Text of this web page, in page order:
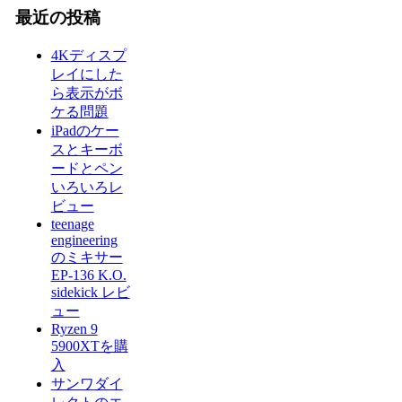
最近の投稿
4Kディスプ
レイにした
ら表示がボ
ケる問題
iPadのケー
スとキーボ
ードとペン
いろいろレ
ビュー
teenage
engineering
のミキサー
EP-136 K.O.
sidekick レビ
ュー
Ryzen 9
5900XTを購
入
サンワダイ